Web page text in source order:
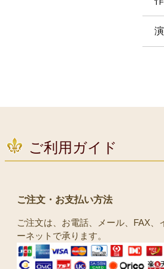
ご利用ガイド
ご注文・お支払い方法
ご注文は、お電話、メール、FAX、
ーネットで承ります。